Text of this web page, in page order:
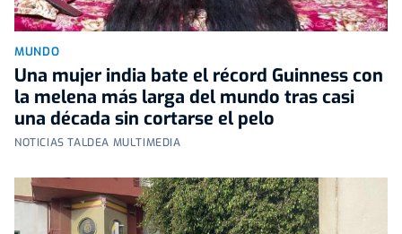
MUNDO
Una mujer india bate el récord Guinness con
la melena más larga del mundo tras casi
una década sin cortarse el pelo
NOTICIAS TALDEA MULTIMEDIA